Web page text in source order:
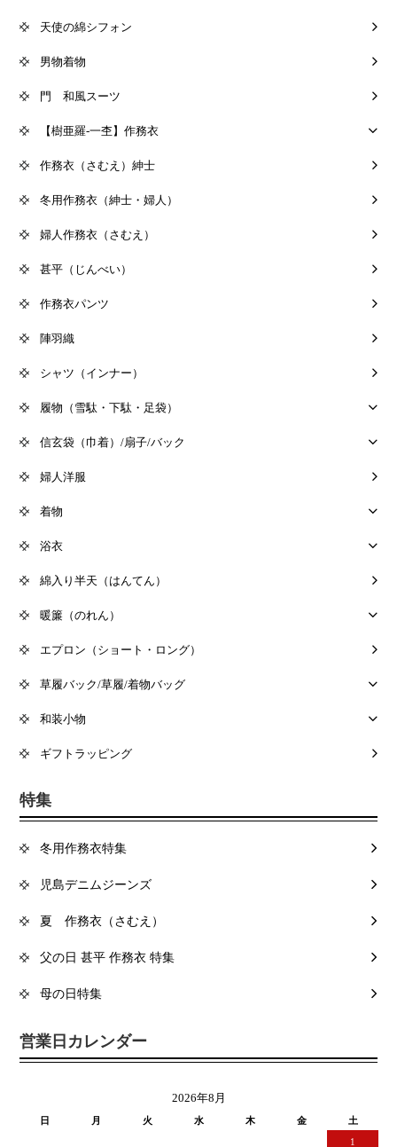
天使の綿シフォン
男物着物
門 和風スーツ
【樹亜羅-一杢】作務衣
作務衣（さむえ）紳士
冬用作務衣（紳士・婦人）
婦人作務衣（さむえ）
甚平（じんべい）
作務衣パンツ
陣羽織
シャツ（インナー）
履物（雪駄・下駄・足袋）
信玄袋（巾着）/扇子/バック
婦人洋服
着物
浴衣
綿入り半天（はんてん）
暖簾（のれん）
エプロン（ショート・ロング）
草履バック/草履/着物バッグ
和装小物
ギフトラッピング
特集
冬用作務衣特集
児島デニムジーンズ
夏 作務衣（さむえ）
父の日 甚平 作務衣 特集
母の日特集
営業日カレンダー
2026年8月
日 月 火 水 木 金
土
1